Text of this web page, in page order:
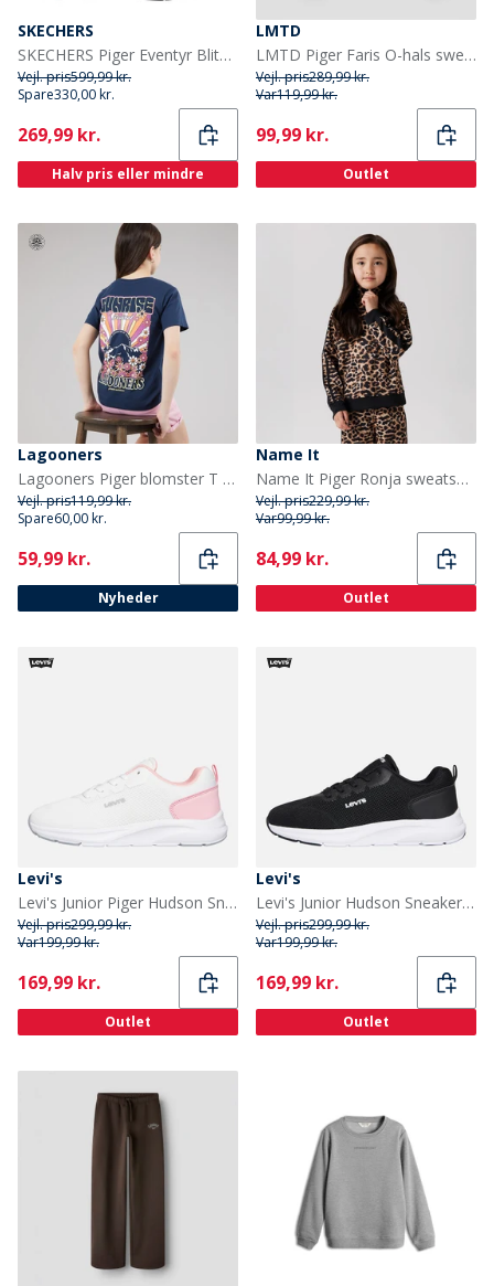
SKECHERS
SKECHERS Piger Eventyr Blitz Sjov Forfølgelse Vandtætte Sko Black Aqua
Vejl. pris599,99 kr.
Spare330,00 kr.
Current
269,99 kr.
Halv pris eller mindre
LMTD
LMTD Piger Faris O-hals sweatshirt Black Coffee
Vejl. pris289,99 kr.
Var119,99 kr.
Current
99,99 kr.
Outlet
Lagooners
Lagooners Piger blomster T shirt Navy
Vejl. pris119,99 kr.
Spare60,00 kr.
Current
59,99 kr.
Nyheder
Name It
Name It Piger Ronja sweatshirt Irish Cream
Vejl. pris229,99 kr.
Var99,99 kr.
Current
84,99 kr.
Outlet
Levi's
Levi's Junior Piger Hudson Sneakers Hvid/Rose 2900 White Rose 2900
Vejl. pris299,99 kr.
Var199,99 kr.
Current
169,99 kr.
Outlet
Levi's
Levi's Junior Hudson Sneakers Black 0003
Vejl. pris299,99 kr.
Var199,99 kr.
Current
169,99 kr.
Outlet